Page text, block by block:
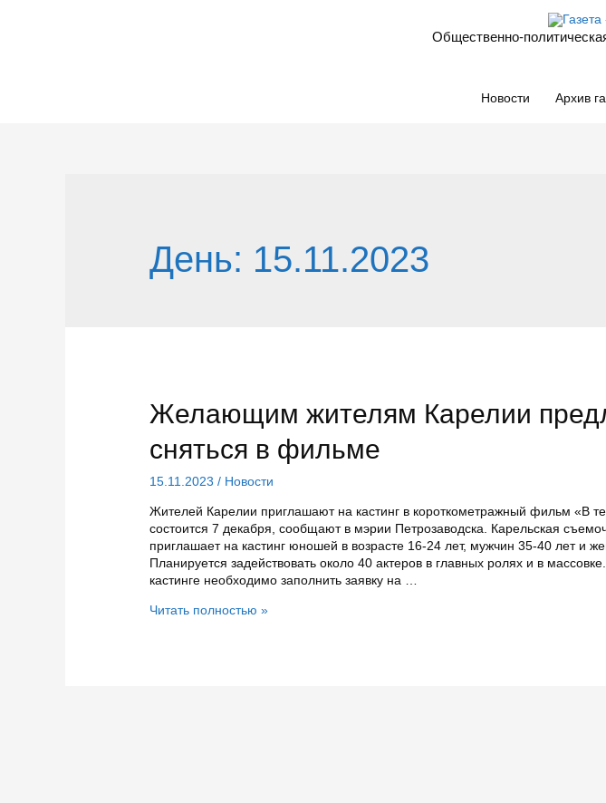
Общественно-
Новости Архив
День: 15.11.2023
Желающим жителям Карелии
сняться в фильме
15.11.2023 / Новости
Жителей Карелии приглашают на кастинг в короткометражный фильм «В
состоится 7 декабря, сообщают в мэрии Петрозаводска. Карельская
приглашает на кастинг юношей в возрасте 16-24 лет, мужчин 35-40 лет и
Планируется задействовать около 40 актеров в главных ролях и в
кастинге необходимо заполнить заявку на …
Желающим
Читать полностью »